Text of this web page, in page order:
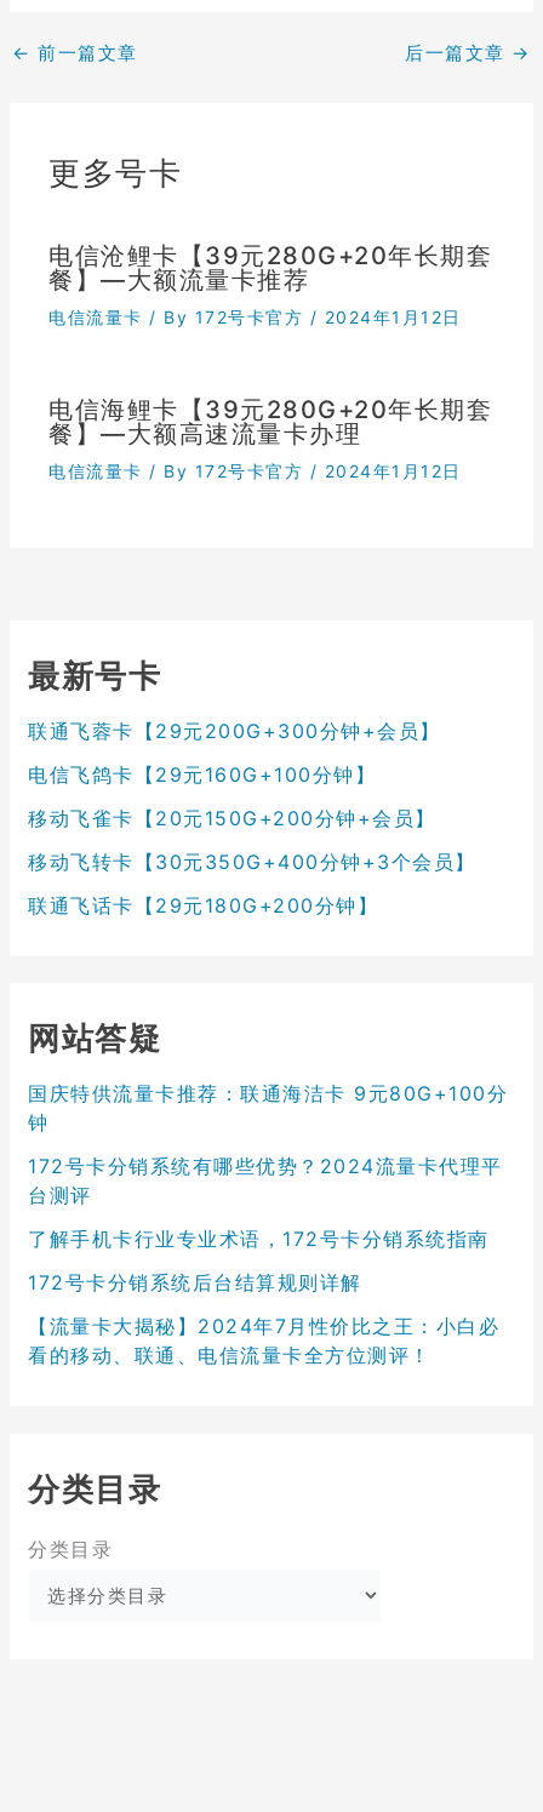
← 前一篇文章 后一篇文章 →
更多号卡
电信沧鲤卡【39元280G+20年长期套
餐】—大额流量卡推荐
电信流量卡 / By 172号卡官方 / 2024年1月12日
电信海鲤卡【39元280G+20年长期套
餐】—大额高速流量卡办理
电信流量卡 / By 172号卡官方 / 2024年1月12日
最新号卡
联通飞蓉卡【29元200G+300分钟+会员】
电信飞鸽卡【29元160G+100分钟】
移动飞雀卡【20元150G+200分钟+会员】
移动飞转卡【30元350G+400分钟+3个会员】
联通飞话卡【29元180G+200分钟】
网站答疑
国庆特供流量卡推荐：联通海洁卡 9元80G+100分
钟
172号卡分销系统有哪些优势？2024流量卡代理平
台测评
了解手机卡行业专业术语，172号卡分销系统指南
172号卡分销系统后台结算规则详解
【流量卡大揭秘】2024年7月性价比之王：小白必
看的移动、联通、电信流量卡全方位测评！
分类目录
分类目录